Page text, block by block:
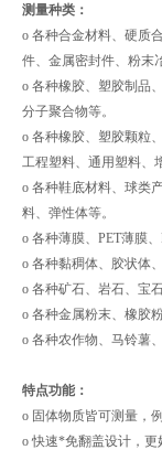
测量种类：
o 各种合金材料、硬质
件、金属密封件、粉末
o 各种橡胶、塑胶制品
分子聚合物等。
o 各种橡胶、塑胶颗粒
工程塑料、通用塑料、
o 各种鞋底材料、球类
料、弹性体等。
o 各种薄膜、PET薄膜
o 各种黏稠体、胶状体
o 各种矿石、岩石、宝
o 各种金属粉末、橡胶
o 各种农作物、马铃薯
特点功能：
o 固体物质皆可测量，
o 快速*免翻盖设计，更